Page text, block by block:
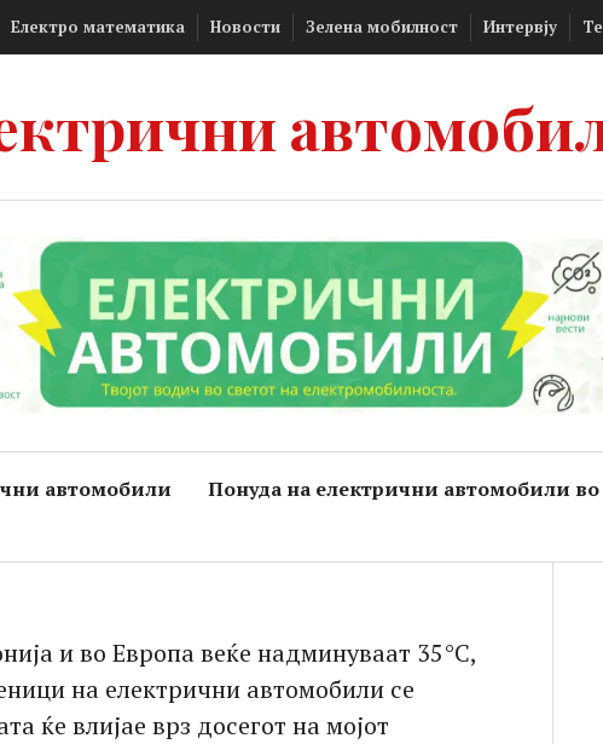
Електро математика Новости Зелена мобилност Интервју
автомобили
Понуда на електрични автомобили
и во Европа веќе надминуваат 35°C,
на електрични автомобили се
ќе влијае врз досегот на мојот